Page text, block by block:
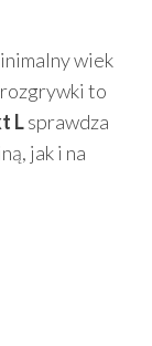
wiek
rozgrywki to
Lsprawdza
jak i na